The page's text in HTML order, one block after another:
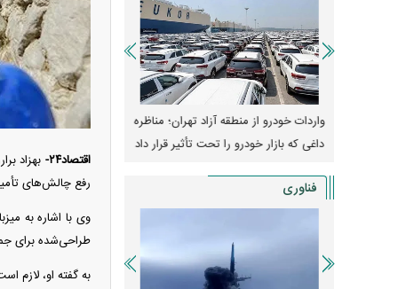
اقتصاد۲۴-
رفع چالش‌های تأمین آب آشامیدنی این
طراحی‌شده برای جمعیتی حدود ۳.۵ میلیون نفر، در روز‌های اوج سفر
به گفته او، لازم
واردات خودرو از منطقه آزاد تهران؛ مناظره
داغی که بازار خودرو را تحت تأثیر قرار داد
قیمت خودرو وارد
فناوری